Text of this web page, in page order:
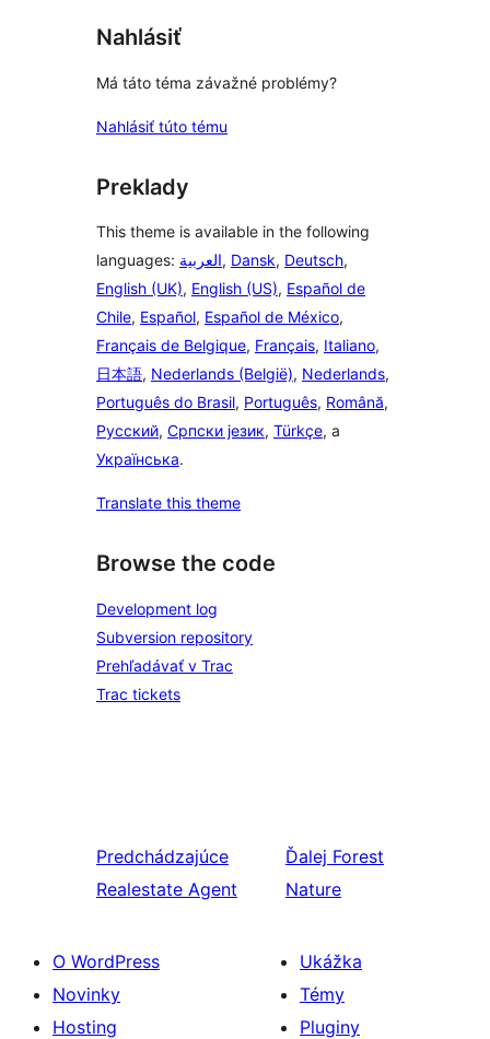
Nahlásiť
Má táto téma závažné problémy?
Nahlásiť túto tému
Preklady
This theme is available in the following
languages: العربية, Dansk, Deutsch,
English (UK), English (US), Español de
Chile, Español, Español de México,
Français de Belgique, Français, Italiano,
日本語, Nederlands (België), Nederlands,
Português do Brasil, Português, Română,
Русский, Српски језик, Türkçe, a
Українська.
Translate this theme
Browse the code
Development log
Subversion repository
Prehľadávať v Trac
Trac tickets
Predchádzajúce
Realestate Agent
Ďalej Forest
Nature
O WordPress
Novinky
Hosting
Ukážka
Témy
Pluginy